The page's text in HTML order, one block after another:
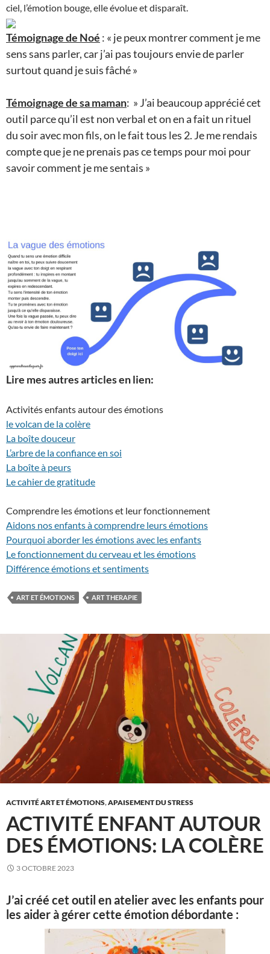
ciel, l’émotion bouge, elle évolue et disparaît.
Témoignage de Noé : « je peux montrer comment je me
sens sans parler, car j’ai pas toujours envie de parler
surtout quand je suis fâché »
Témoignage de sa maman: » J’ai beaucoup apprécié cet
outil parce qu’il est non verbal et on en a fait un rituel
du soir avec mon fils, on le fait tous les 2. Je me rendais
compte que je ne prenais pas ce temps pour moi pour
savoir comment je me sentais »
Lire mes autres articles en lien:
Activités enfants autour des émotions
le volcan de la colère
La boîte douceur
L’arbre de la confiance en soi
La boîte à peurs
Le cahier de gratitude
Comprendre les émotions et leur fonctionnement
Aidons nos enfants à comprendre leurs émotions
Pourquoi aborder les émotions avec les enfants
Le fonctionnement du cerveau et les émotions
Différence émotions et sentiments
ART ET ÉMOTIONS ART THERAPIE
ACTIVITÉ ART ET ÉMOTIONS,APAISEMENT DU STRESS
ACTIVITÉ ENFANT AUTOUR
DES ÉMOTIONS: LA COLÈRE
3 OCTOBRE 2023
J’ai créé cet outil en atelier avec les enfants pour
les aider à gérer cette émotion débordante :